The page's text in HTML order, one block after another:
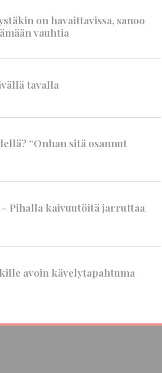
on havaittavissa, sanoo
vauhtia
tavalla
“Onhan sitä osannut
Pihalla kaivuutöitä jarruttaa
avoin kävelytapahtuma